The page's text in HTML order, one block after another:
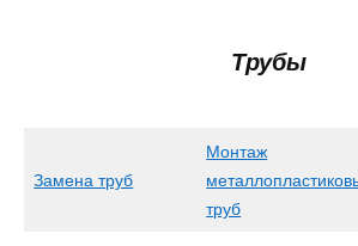
Трубы
Замена труб
Монтаж
труб